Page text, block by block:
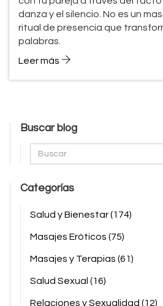
danza y el silencio. No es un
ritual de presencia que
palabras.
Leer más
Buscar blog
Categorías
Salud y Bienestar(174)
Masajes Eróticos (75)
Masajes y Terapias (61)
Salud Sexual (16)
Relaciones y Sexualidad (12)